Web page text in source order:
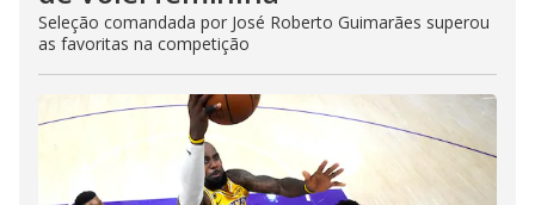
Seleção comandada por José Roberto Guimarães superou
as favoritas na competição